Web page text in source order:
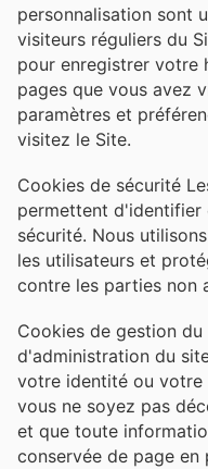
personnalisation sont
visiteurs réguliers du
pour enregistrer votre
pages que vous avez
paramètres et
visitez le Site.
Cookies de sécurité
permettent d'identifier
sécurité. Nous
les utilisateurs et
contre les parties non
Cookies de gestion
d'administration du
votre identité ou votre
vous ne soyez pas
et que toute
conservée de page en